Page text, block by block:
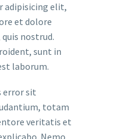
adipisicing elit,
et dolore
nostrud.
sunt in
laborum.
error sit
totam
veritatis et
Nemo